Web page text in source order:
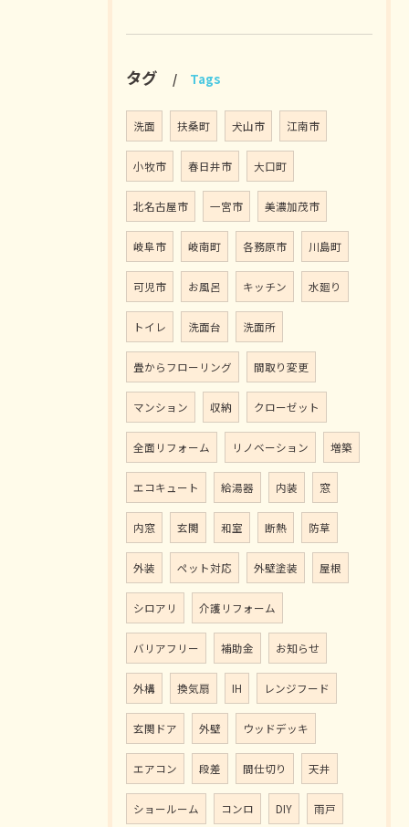
タグ Tags
洗面 扶桑町 犬山市 江南市
小牧市 春日井市 大口町
北名古屋市 一宮市 美濃加茂市
岐阜市 岐南町 各務原市 川島町
可児市 お風呂 キッチン 水廻り
トイレ 洗面台 洗面所
畳からフローリング 間取り変更
マンション 収納 クローゼット
全面リフォーム リノベーション 増築
エコキュート 給湯器 内装 窓
内窓 玄関 和室 断熱 防草
外装 ペット対応 外壁塗装 屋根
シロアリ 介護リフォーム
バリアフリー 補助金 お知らせ
外構 換気扇 IH レンジフード
玄関ドア 外壁 ウッドデッキ
エアコン 段差 間仕切り 天井
ショールーム コンロ DIY 雨戸